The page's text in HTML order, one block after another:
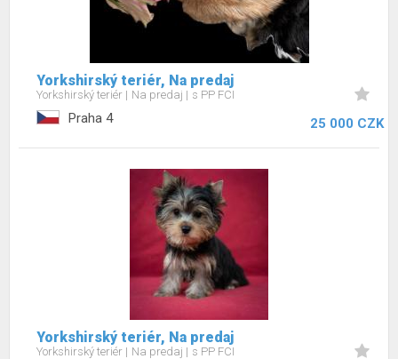
Yorkshirský teriér, Na predaj
Yorkshirský teriér Na predaj s PP FCI
Praha 4 25 000 CZK
Yorkshirský teriér, Na predaj
Yorkshirský teriér Na predaj s PP FCI